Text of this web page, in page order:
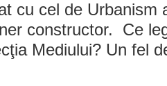
cu cel de Urbanism
constructor. Ce
Mediului? Un fel